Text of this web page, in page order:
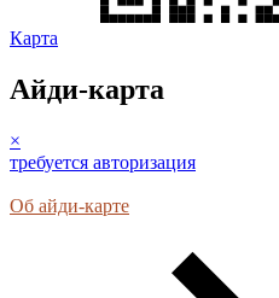
Карта
Айди-карта
×
требуется авторизация
Об айди-карте